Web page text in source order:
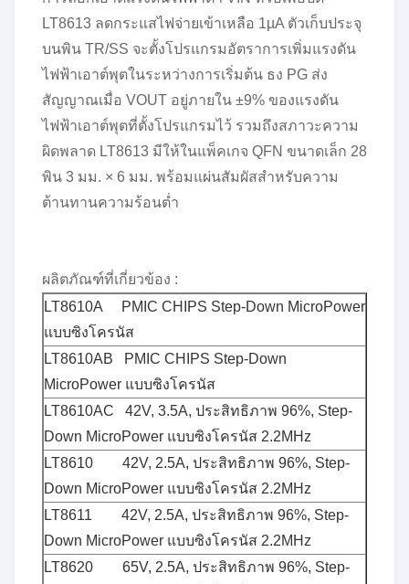
LT8613 ลดกระแสไฟจ่ายเข้าเหลือ 1µA ตัวเก็บประจุ
บนพิน TR/SS จะตั้งโปรแกรมอัตราการเพิ่มแรงดัน
ไฟฟ้าเอาต์พุตในระหว่างการเริ่มต้น ธง PG ส่ง
สัญญาณเมื่อ VOUT อยู่ภายใน ±9% ของแรงดัน
ไฟฟ้าเอาต์พุตที่ตั้งโปรแกรมไว้ รวมถึงสภาวะความ
ผิดพลาด LT8613 มีให้ในแพ็คเกจ QFN ขนาดเล็ก 28
พิน 3 มม. × 6 มม. พร้อมแผ่นสัมผัสสำหรับความ
ต้านทานความร้อนต่ำ
ผลิตภัณฑ์ที่เกี่ยวข้อง :
LT8610A PMIC CHIPS Step-Down MicroPower
แบบซิงโครนัส
LT8610AB PMIC CHIPS Step-Down
MicroPower แบบซิงโครนัส
LT8610AC 42V, 3.5A, ประสิทธิภาพ 96%, Step-
Down MicroPower แบบซิงโครนัส 2.2MHz
LT8610 42V, 2.5A, ประสิทธิภาพ 96%, Step-
Down MicroPower แบบซิงโครนัส 2.2MHz
LT8611 42V, 2.5A, ประสิทธิภาพ 96%, Step-
Down MicroPower แบบซิงโครนัส 2.2MHz
LT8620 65V, 2.5A, ประสิทธิภาพ 96%, Step-